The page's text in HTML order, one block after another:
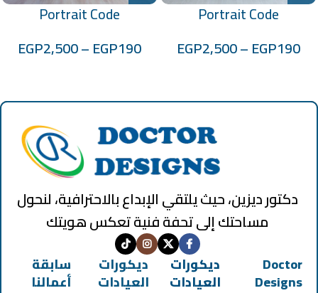
Portrait Code
EGP190
–
EGP2,500
Portrait Code
EGP190
–
EGP2,500
دكتور ديزين، حيث يلتقي الإبداع بالاحترافية، لنحول
مساحتك إلى تحفة فنية تعكس هويتك
Doctor
Designs
ديكورات
العيادات
ديكورات
العيادات
سابقة
أعمالنا